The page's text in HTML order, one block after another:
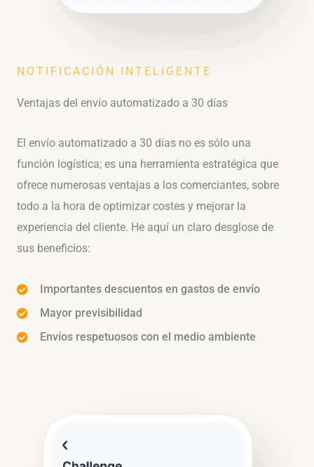
NOTIFICACIÓN INTELIGENTE
Ventajas del envío automatizado a 30 días
El envío automatizado a 30 días no es sólo una
función logística; es una herramienta estratégica que
ofrece numerosas ventajas a los comerciantes, sobre
todo a la hora de optimizar costes y mejorar la
experiencia del cliente. He aquí un claro desglose de
sus beneficios:
Importantes descuentos en gastos de envío
Mayor previsibilidad
Envíos respetuosos con el medio ambiente